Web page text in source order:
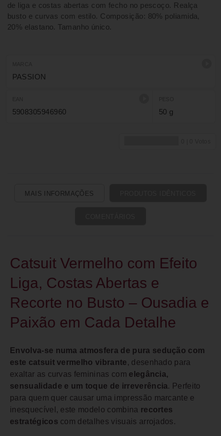
de liga e costas abertas com fecho no pescoço. Realça
busto e curvas com estilo. Composição: 80% poliamida,
20% elastano. Tamanho único.
PASSION
5908305946960 50 g
MAIS INFORMAÇÕES
Catsuit Vermelho com Efeito
Liga, Costas Abertas e
Recorte no Busto – Ousadia e
Paixão em Cada Detalhe
Envolva-se numa atmosfera de pura sedução com
este catsuit vermelho vibrante , desenhado para
exaltar as curvas femininas com elegância,
sensualidade e um toque de irreverência. Perfeito
para quem quer causar uma impressão marcante e
inesquecível, este modelo combina recortes
estratégicos com detalhes visuais arrojados.